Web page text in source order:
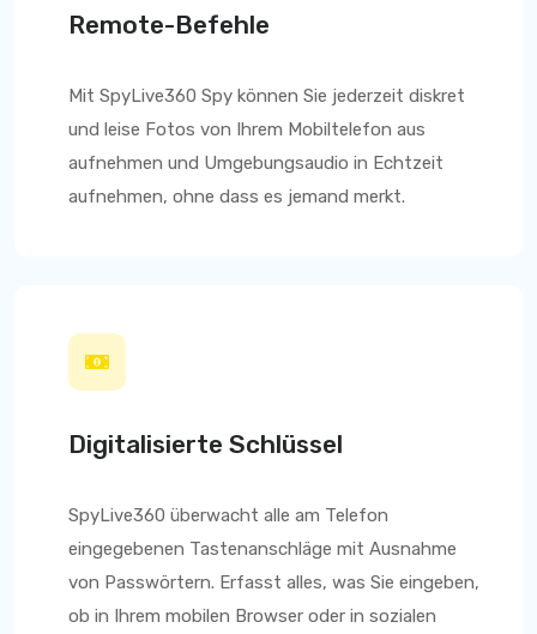
Remote-Befehle
Mit SpyLive360 Spy können Sie jederzeit diskret
und leise Fotos von Ihrem Mobiltelefon aus
aufnehmen und Umgebungsaudio in Echtzeit
aufnehmen, ohne dass es jemand merkt.
Digitalisierte Schlüssel
SpyLive360 überwacht alle am Telefon
eingegebenen Tastenanschläge mit Ausnahme
von Passwörtern. Erfasst alles, was Sie eingeben,
ob in Ihrem mobilen Browser oder in sozialen